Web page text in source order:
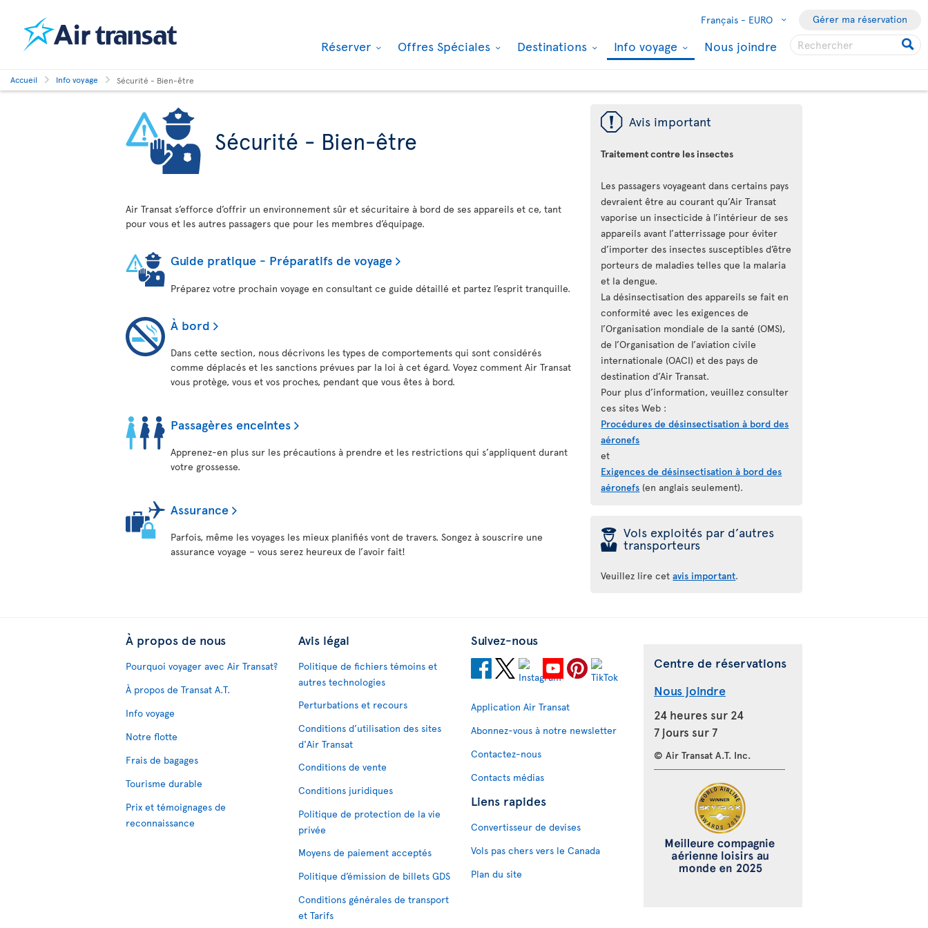
Français - EURO Gérer ma réservation
Réserver Offres Spéciales Destinations Info voyage Nous joindre
Accueil Info voyage Sécurité - Bien-être
Sécurité - Bien-être
Air Transat s’efforce d’offrir un environnement sûr et sécuritaire à bord de ses appareils et ce, tant
pour vous et les autres passagers que pour les membres d’équipage.
Guide pratique - Préparatifs de voyage
Préparez votre prochain voyage en consultant ce guide détaillé et partez l’esprit tranquille.
À bord
Dans cette section, nous décrivons les types de comportements qui sont considérés
comme déplacés et les sanctions prévues par la loi à cet égard. Voyez comment Air Transat
vous protège, vous et vos proches, pendant que vous êtes à bord.
Passagères enceintes
Apprenez-en plus sur les précautions à prendre et les restrictions qui s’appliquent durant
votre grossesse.
Assurance
Parfois, même les voyages les mieux planifiés vont de travers. Songez à souscrire une
assurance voyage – vous serez heureux de l’avoir fait!
ü Avis important
Traitement contre les insectes
Les passagers voyageant dans certains pays
devraient être au courant qu’Air Transat
vaporise un insecticide à l’intérieur de ses
appareils avant l’atterrissage pour éviter
d’importer des insectes susceptibles d’être
porteurs de maladies telles que la malaria
et la dengue.
La désinsectisation des appareils se fait en
conformité avec les exigences de
l’Organisation mondiale de la santé (OMS),
de l’Organisation de l’aviation civile
internationale (OACI) et des pays de
destination d’Air Transat.
Pour plus d’information, veuillez consulter
ces sites Web :
Procédures de désinsectisation à bord des
aéronefs
et
Exigences de désinsectisation à bord des
aéronefs (en anglais seulement).
þ Vols exploités par d’autres
transporteurs
Veuillez lire cetavis important.
À propos de nous
Pourquoi voyager avec Air Transat?
À propos de Transat A.T.
Info voyage
Notre flotte
Frais de bagages
Tourisme durable
Prix et témoignages de
reconnaissance
Avis légal
Politique de fichiers témoins et
autres technologies
Perturbations et recours
Conditions d’utilisation des sites
d'Air Transat
Conditions de vente
Conditions juridiques
Politique de protection de la vie
privée
Moyens de paiement acceptés
Politique d’émission de billets GDS
Conditions générales de transport
et Tarifs
Suivez-nous
Application Air Transat
Abonnez-vous à notre newsletter
Contactez-nous
Contacts médias
Liens rapides
Convertisseur de devises
Vols pas chers vers le Canada
Plan du site
Centre de réservations
Nous joindre
24 heures sur 24
7 jours sur 7
© Air Transat A.T. Inc.